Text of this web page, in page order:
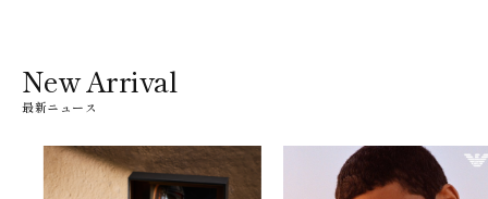
New Arrival
最新ニュース